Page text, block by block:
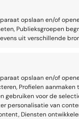
opslaan en/of
Publieksgroepen
uit verschillende
opslaan en/of
Profielen aanmaken
gebruiken voor de
personalisatie van
Diensten
‘De
onze
Johannes de Boer |